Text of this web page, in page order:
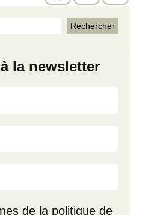
la newsletter
de la politique de